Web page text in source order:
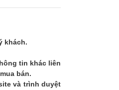
khách.
tin khác liên
bán.
và trình duyệt